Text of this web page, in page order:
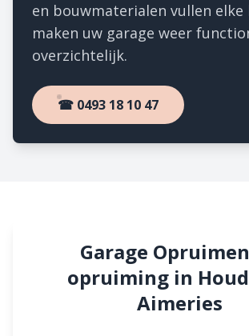
en bouwmaterialen vullen elke
maken uw garage weer
overzichtelijk.
☎ 0493 18 10 47
Garage
opruiming in
Aimeries